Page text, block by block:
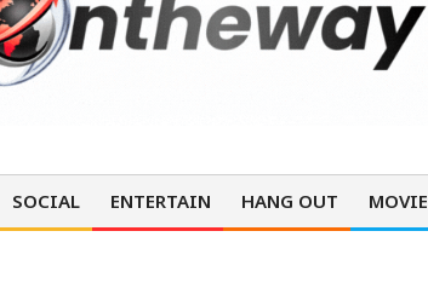
SOCIAL ENTERTAIN HANG OUT MOVIE